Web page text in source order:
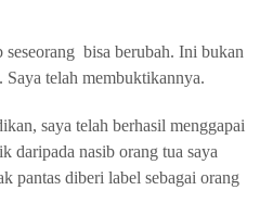
seseorang bisa berubah. Ini bukan
Saya telah membuktikannya.
saya telah berhasil menggapai
daripada nasib orang tua saya
pantas diberi label sebagai orang